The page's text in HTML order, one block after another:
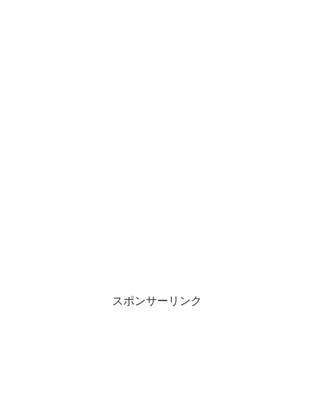
スポンサーリンク